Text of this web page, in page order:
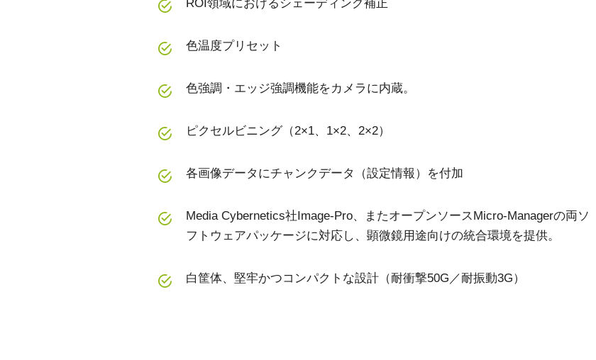
ROI領域におけるシェーディング補正
色温度プリセット
色強調・エッジ強調機能をカメラに内蔵。
ピクセルビニング（2×1、1×2、2×2）
各画像データにチャンクデータ（設定情報）を付加
Media Cybernetics社Image-Pro、またオープンソースMicro-Managerの両ソ
フトウェアパッケージに対応し、顕微鏡用途向けの統合環境を提供。
白筐体、堅牢かつコンパクトな設計（耐衝撃50G／耐振動3G）